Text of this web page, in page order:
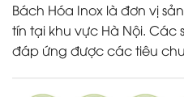
Bách Hóa Inox là đơn vị
tín tại khu vực Hà Nội.
đáp ứng được các tiêu